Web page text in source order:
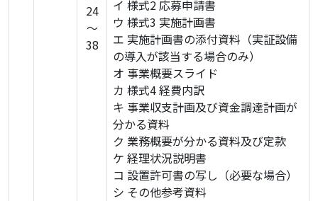
24
～
38
イ 様式2 応募申請書
ウ 様式3 実施計画書
エ 実施計画書の添付資料（実証設備
の導入が該当する場合のみ）
オ 事業概要スライド
カ 様式4 経費内訳
キ 事業収支計画及び資金調達計画が
分かる資料
ク 業務概要が分かる資料及び定款
ケ 経理状況説明書
コ 設置許可書の写し（必要な場合）
シ その他参考資料